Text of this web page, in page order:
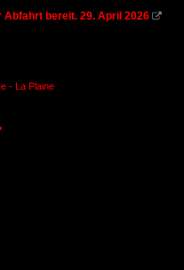
Abfahrt bereit. 29. April 2026 
- La Plaine